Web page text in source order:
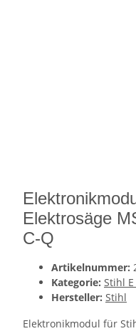
Elektrosäge
C-Q
Artikelnummer:
Kategorie: Stihl
Hersteller: Stihl
Elektronikmodul für